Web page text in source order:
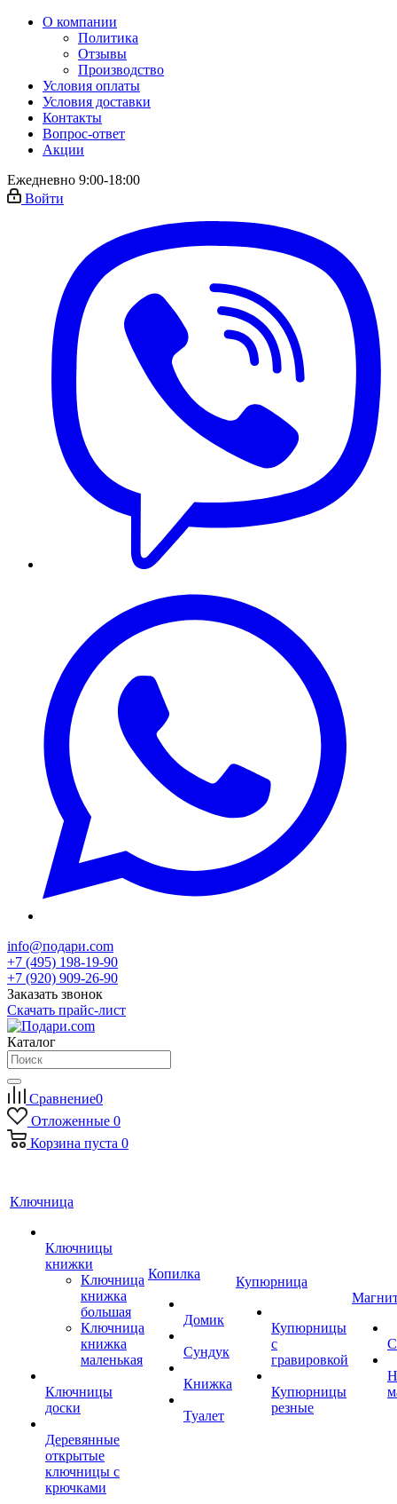
О компании
Политика
Отзывы
Производство
Условия оплаты
Условия доставки
Контакты
Вопрос-ответ
Акции
Ежедневно 9:00-18:00
Войти
info@подари.com
+7 (495) 198-19-90
+7 (920) 909-26-90
Заказать звонок
Скачать прайс-лист
Каталог
Сравнение0
Отложенные 0
Корзина пуста 0
Ключница
Ключницы
книжки
Ключница
книжка
большая
Ключница
книжка
маленькая
Ключницы
доски
Деревянные
открытые
ключницы с
крючками
Копилка
Домик
Сундук
Книжка
Туалет
Купюрница
Купюрницы
с
гравировкой
Купюрницы
резные